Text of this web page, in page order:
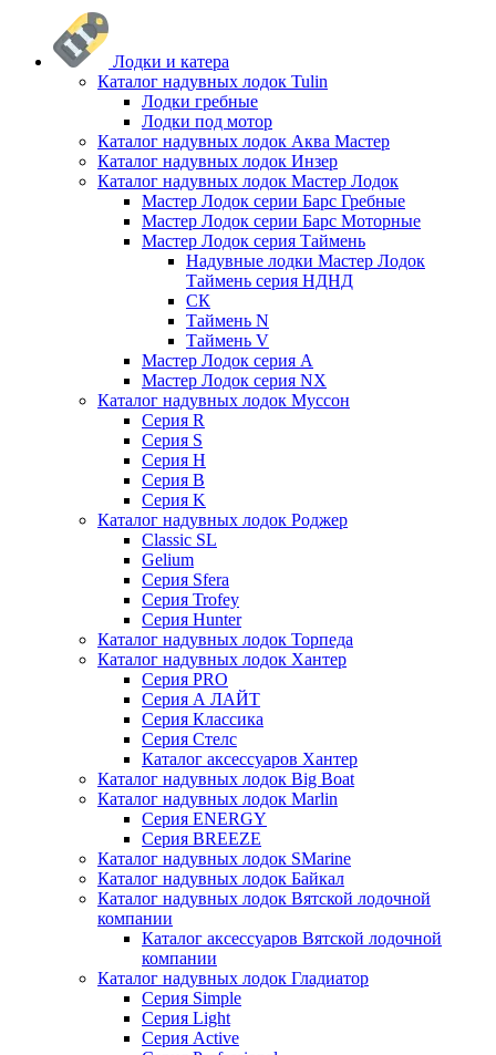
Лодки и катера
Каталог надувных лодок Tulin
Лодки гребные
Лодки под мотор
Каталог надувных лодок Аква Мастер
Каталог надувных лодок Инзер
Каталог надувных лодок Мастер Лодок
Мастер Лодок серии Барс Гребные
Мастер Лодок серии Барс Моторные
Мастер Лодок серия Таймень
Надувные лодки Мастер Лодок
Таймень серия НДНД
СК
Таймень N
Таймень V
Мастер Лодок серия А
Мастер Лодок серия NX
Каталог надувных лодок Муссон
Серия R
Серия S
Серия H
Серия B
Серия K
Каталог надувных лодок Роджер
Classic SL
Gelium
Серия Sfera
Серия Trofey
Серия Hunter
Каталог надувных лодок Торпеда
Каталог надувных лодок Хантер
Серия PRO
Серия А ЛАЙТ
Серия Классика
Серия Стелс
Каталог аксессуаров Хантер
Каталог надувных лодок Big Boat
Каталог надувных лодок Marlin
Серия ENERGY
Серия BREEZE
Каталог надувных лодок SMarine
Каталог надувных лодок Байкал
Каталог надувных лодок Вятской лодочной
компании
Каталог аксессуаров Вятской лодочной
компании
Каталог надувных лодок Гладиатор
Серия Simple
Серия Light
Серия Active